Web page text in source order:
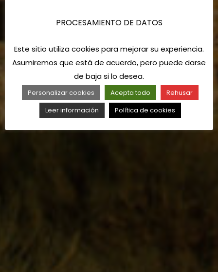
PROCESAMIENTO DE DATOS
Este sitio utiliza cookies para mejorar su experiencia.
Asumiremos que está de acuerdo, pero puede darse
de baja si lo desea.
Personalizar cookies Acepta todo
Rehusar
Leer información
Política de cookies